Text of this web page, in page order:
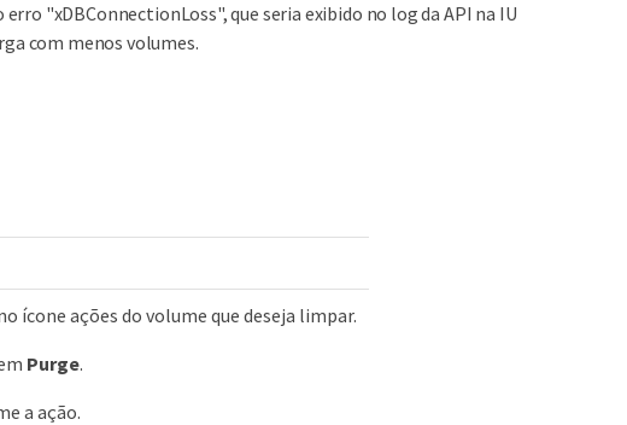
"xDBConnectionLoss", que seria exibido no log da API na IU
com menos volumes.
ícone ações do volume que deseja limpar.
Purge.
a ação.